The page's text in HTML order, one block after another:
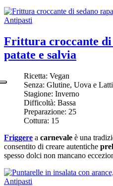
Antipasti
Frittura croccante di
patate e salvia
Ricetta: Vegan
Senza: Glutine, Uova e
Stagione: Inverno
Difficoltà: Bassa
Preparazione: 25
Cottura: 15
Friggere a carnevale è una
consentito di creare autentiche
spesso dolci non mancano
Antipasti